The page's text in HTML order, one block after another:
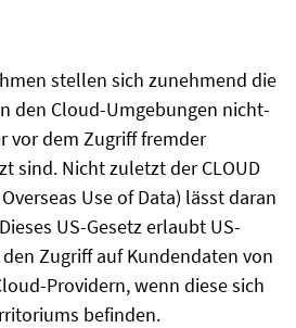
stellen sich zunehmend die
den Cloud-Umgebungen nicht-
vor dem Zugriff fremder
sind. Nicht zuletzt der CLOUD
Use of Data) lässt daran
US-Gesetz erlaubt US-
Zugriff auf Kundendaten von
Providern, wenn diese sich
befinden.